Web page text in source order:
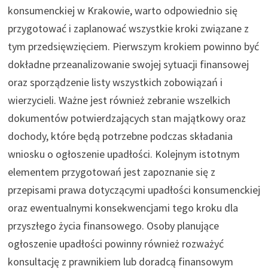
konsumenckiej w Krakowie, warto odpowiednio się
przygotować i zaplanować wszystkie kroki związane z
tym przedsięwzięciem. Pierwszym krokiem powinno być
dokładne przeanalizowanie swojej sytuacji finansowej
oraz sporządzenie listy wszystkich zobowiązań i
wierzycieli. Ważne jest również zebranie wszelkich
dokumentów potwierdzających stan majątkowy oraz
dochody, które będą potrzebne podczas składania
wniosku o ogłoszenie upadłości. Kolejnym istotnym
elementem przygotowań jest zapoznanie się z
przepisami prawa dotyczącymi upadłości konsumenckiej
oraz ewentualnymi konsekwencjami tego kroku dla
przyszłego życia finansowego. Osoby planujące
ogłoszenie upadłości powinny również rozważyć
konsultację z prawnikiem lub doradcą finansowym